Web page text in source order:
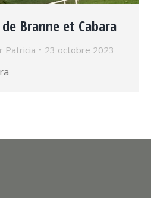
Branne et Cabara
Patricia 23 octobre 2023